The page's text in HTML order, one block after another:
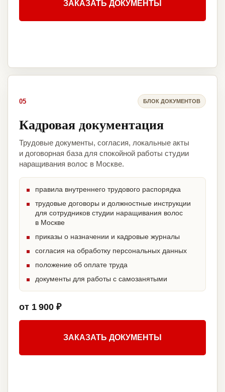
ЗАКАЗАТЬ ДОКУМЕНТЫ
05 БЛОК ДОКУМЕНТОВ
Кадровая документация
Трудовые документы, согласия, локальные акты
и договорная база для спокойной работы студии
наращивания волос в Москве.
правила внутреннего трудового распорядка
трудовые договоры и должностные инструкции
для сотрудников студии наращивания волос
в Москве
приказы о назначении и кадровые журналы
согласия на обработку персональных данных
положение об оплате труда
документы для работы с самозанятыми
от 1 900 ₽
ЗАКАЗАТЬ ДОКУМЕНТЫ